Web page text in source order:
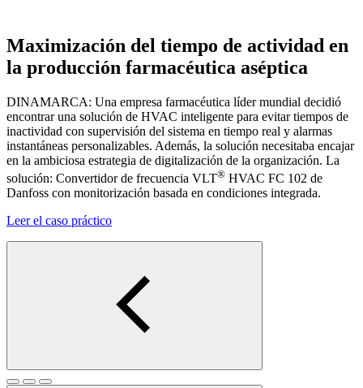
Maximización del tiempo de actividad en
la producción farmacéutica aséptica
DINAMARCA: Una empresa farmacéutica líder mundial decidió
encontrar una solución de HVAC inteligente para evitar tiempos de
inactividad con supervisión del sistema en tiempo real y alarmas
instantáneas personalizables. Además, la solución necesitaba encajar
en la ambiciosa estrategia de digitalización de la organización. La
solución: Convertidor de frecuencia VLT® HVAC FC 102 de
Danfoss con monitorización basada en condiciones integrada.
Leer el caso práctico